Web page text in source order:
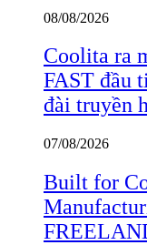
08/08/2026
Coolita ra
FAST đầu
đài truyền
07/08/2026
Built for